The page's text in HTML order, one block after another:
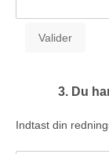
3. Du
Indtast din